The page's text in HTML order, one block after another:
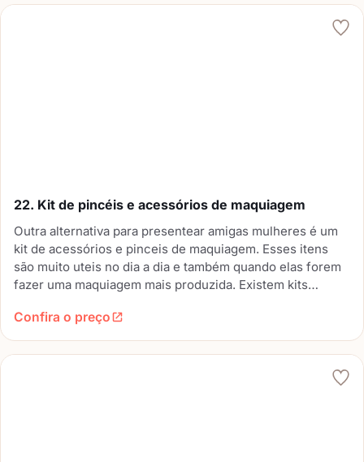
22. Kit de pincéis e acessórios de maquiagem
Outra alternativa para presentear amigas mulheres é um
kit de acessórios e pinceis de maquiagem. Esses itens
são muito uteis no dia a dia e também quando elas forem
fazer uma maquiagem mais produzida. Existem kits
quer gastar no presente.
Confira o preço